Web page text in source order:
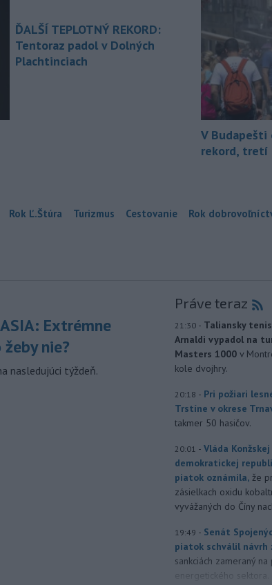
ĎALŠÍ TEPLOTNÝ REKORD:
Tentoraz padol v Dolných
Plachtinciach
V
rekord, tretí
Rok Ľ.Štúra Turizmus Cestovanie Rok
Extrémne
nie?
nasledujúci týždeň.
Práve teraz
21:30 - Taliansky
Arnaldi vypadol na
Masters 1000 v
kole dvojhry.
20:18 - Pri požiari
Trstíne v okrese
takmer 50 hasičov.
20:01 - Vláda Konžskej
demokratickej
piatok oznámila, že
zásielkach oxidu
vyvážaných do Číny
19:49 - Senát
piatok schválil návrh
sankciách zameraný na
energetického sektora.